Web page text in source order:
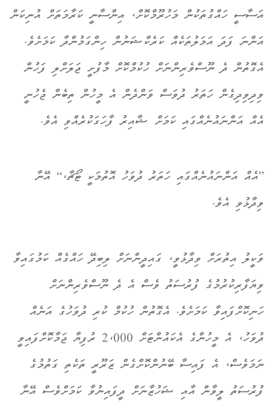
އަސާސީ ހައްގުތަކުން މަހުރޫމްކޮށް، އިންސާނީ ކަރާމަތަށް އުނިކަން
އަންނަ ފަދަ އަމަލުތަކެއް ކަރެކްޝަނުން ހިންގަމުންދާ ކަމަށެވެ.
އެގޮތުން ދެ ނޫސްވެރިންނަށް ހުކުމްކޮށް މާފުށީ ޖަލަށްލި ފަހުން
ވިދިވިދިގެން ހަތަރު ދުވަސް ވަންދެން އެ މީހުން ތިބެން ޖެހުނީ
އެއް އަންނައުނެއްގައި ކަމަށް ޝާއިރު ފާހަގަކުރެއްވި އެވެ.
”އެއް އަންނައުނެއްގައި ހަތަރު ދުވަހު އޮތުމަކީ ޓޯޗާ،“ އޭނާ
ވިދާޅުވި އެވެ.
ވަކީލު އިތުރަށް ވިދާޅުވީ، ގައިދީންނަށް ލިބިދޭ ހައްގެއް ކަމުގައިވާ
ވިޔަފާރިކުރުމުގެ ފުރުސަތު ވެސް އެ ދެ ނޫސްވެރިންނަށް
ހަނިކޮށްފައިވާ ކަމަށެވެ. އެގޮތުން ހުކުމް ކުރި ދުވަހުގެ އަނެއް
ދުވަހު، އެ މީހުންގެ އެކައުންޓަށް 2،000 ރުފިޔާ ޖަމާކޮށްފައިވީ
ނަމަވެސް، އެ ފައިސާ ބޭނުންކޮށްގެން ޒަރޫރީ ތަކެތި ގަތުމުގެ
ފުރުސަތު ލީވާން އާއި ޝަހުޒާނަށް ދީފައިނުވާ ކަމަށްވެސް އޭނާ